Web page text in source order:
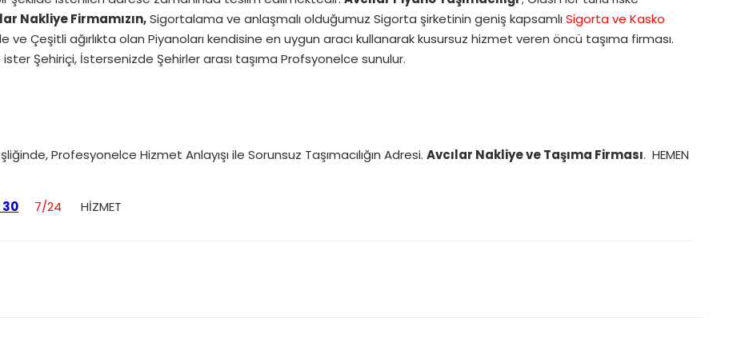
Nakliye Firmamızın,Sigortalama ve anlaşmalı olduğumuz Sigorta şirketinin geniş kapsamlıSigorta ve Kasko
ve Çeşitli ağırlıkta olan Piyanoları kendisine en uygun aracı kullanarak kusursuz hizmet veren öncü taşıma firması.
Şehiriçi, İstersenizde Şehirler arası taşıma Profsyonelce sunulur.
Profesyonelce Hizmet Anlayışı ile Sorunsuz Taşımacılığın Adresi.Avcılar Nakliye ve Taşıma Firması. HEMEN
7/24 HİZMET